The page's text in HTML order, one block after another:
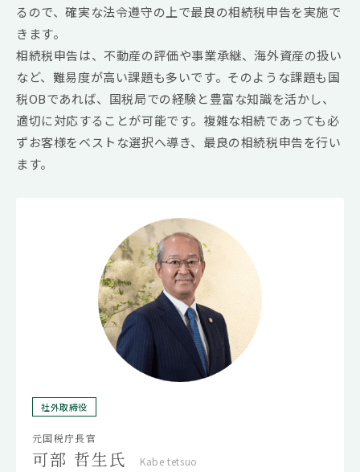
るので、確実な法令遵守の上で最良の相続税申告を実施で
きます。
相続税申告は、不動産の評価や事業承継、海外資産の扱い
など、難易度が高い課題も多いです。そのような課題も国
税OBであれば、国税局での経験と豊富な知識を活かし、
適切に対応することが可能です。複雑な相続であっても必
ずお客様をベストな選択へ導き、最良の相続税申告を行い
ます。
社外取締役
元国税庁長官
可部 哲生氏 Kabe tetsuo